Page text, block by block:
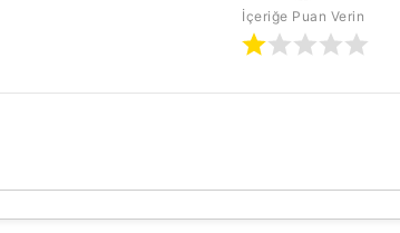
İçeriğe Puan Verin